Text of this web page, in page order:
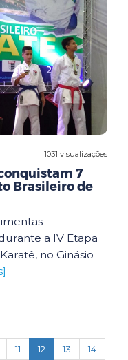
1031 visualizações
7
Brasileiro de
a IV Etapa
no Ginásio
11 12 (current)
13
14